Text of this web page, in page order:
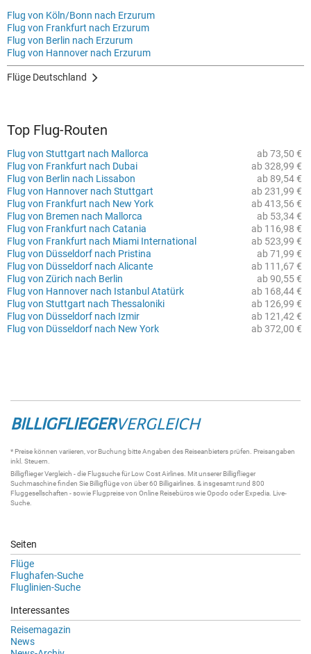
Flug von Köln/Bonn nach Erzurum
Flug von Frankfurt nach Erzurum
Flug von Berlin nach Erzurum
Flug von Hannover nach Erzurum
Flüge Deutschland
Top Flug-Routen
ab 73,50 €
Flug von Stuttgart nach Mallorca
ab 328,99 €
Flug von Frankfurt nach Dubai
ab 89,54 €
Flug von Berlin nach Lissabon
ab 231,99 €
Flug von Hannover nach Stuttgart
ab 413,56 €
Flug von Frankfurt nach New York
ab 53,34 €
Flug von Bremen nach Mallorca
ab 116,98 €
Flug von Frankfurt nach Catania
ab 523,99 €
Flug von Frankfurt nach Miami International
ab 71,99 €
Flug von Düsseldorf nach Pristina
ab 111,67 €
Flug von Düsseldorf nach Alicante
ab 90,55 €
Flug von Zürich nach Berlin
ab 168,44 €
Flug von Hannover nach Istanbul Atatürk
ab 126,99 €
Flug von Stuttgart nach Thessaloniki
ab 121,42 €
Flug von Düsseldorf nach Izmir
ab 372,00 €
Flug von Düsseldorf nach New York
BILLIGFLIEGERVERGLEICH
* Preise können variieren, vor Buchung bitte Angaben des Reiseanbieters prüfen. Preisangaben
inkl. Steuern.
BilligfliegerVergleich - die Flugsuchefür Low Cost Airlines. Mit unsererBilligflieger
Suchmaschinefinden Sie Billigflügevon über 60 Billigairlines . & insgesamt rund 800
Fluggesellschaften - sowie Flugpreise von Online Reisebüros wie Opodo oder Expedia. Live-
Suche
Seiten
Flüge
Flughafen-Suche
Fluglinien-Suche
Interessantes
Reisemagazin
News